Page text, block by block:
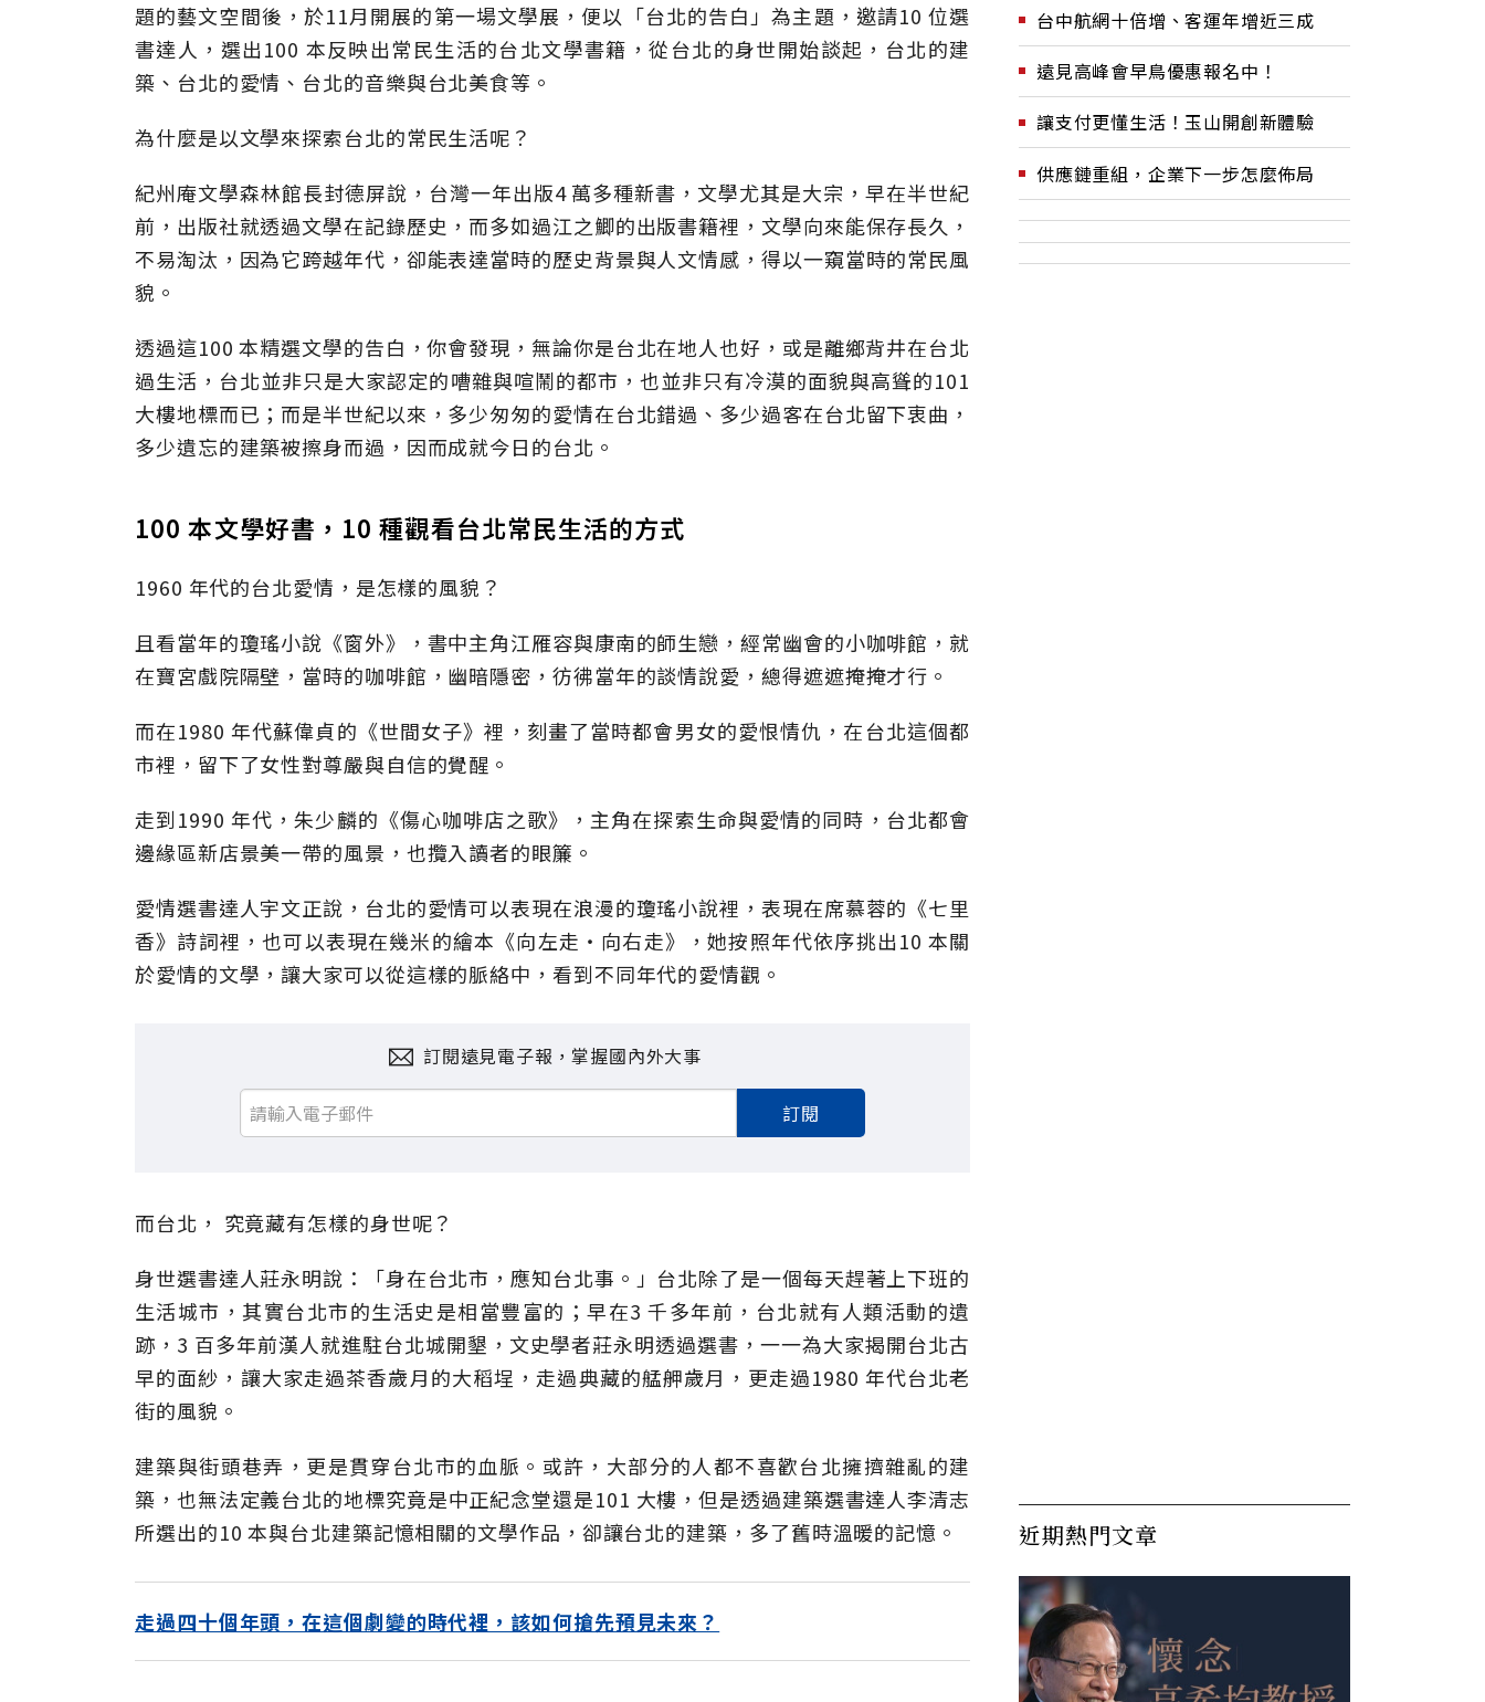
題的藝文空間後，於11月開展的第一場文學展，便以「台北的告白」為主題，邀請10 位選
書達人，選出100 本反映出常民生活的台北文學書籍，從台北的身世開始談起，台北的建
築、台北的愛情、台北的音樂與台北美食等。
為什麼是以文學來探索台北的常民生活呢？
紀州庵文學森林館長封德屏說，台灣一年出版4 萬多種新書，文學尤其是大宗，早在半世紀
前，出版社就透過文學在記錄歷史，而多如過江之鯽的出版書籍裡，文學向來能保存長久，
不易淘汰，因為它跨越年代，卻能表達當時的歷史背景與人文情感，得以一窺當時的常民風
貌。
透過這100 本精選文學的告白，你會發現，無論你是台北在地人也好，或是離鄉背井在台北
過生活，台北並非只是大家認定的嘈雜與喧鬧的都市，也並非只有冷漠的面貌與高聳的101
大樓地標而已；而是半世紀以來，多少匆匆的愛情在台北錯過、多少過客在台北留下衷曲，
多少遺忘的建築被擦身而過，因而成就今日的台北。
100 本文學好書，10 種觀看台北常民生活的方式
1960 年代的台北愛情，是怎樣的風貌？
且看當年的瓊瑤小說《窗外》，書中主角江雁容與康南的師生戀，經常幽會的小咖啡館，就
在寶宮戲院隔壁，當時的咖啡館，幽暗隱密，彷彿當年的談情說愛，總得遮遮掩掩才行。
而在1980 年代蘇偉貞的《世間女子》裡，刻畫了當時都會男女的愛恨情仇，在台北這個都
市裡，留下了女性對尊嚴與自信的覺醒。
走到1990 年代，朱少麟的《傷心咖啡店之歌》，主角在探索生命與愛情的同時，台北都會
邊緣區新店景美一帶的風景，也攬入讀者的眼簾。
愛情選書達人宇文正說，台北的愛情可以表現在浪漫的瓊瑤小說裡，表現在席慕蓉的《七里
香》詩詞裡，也可以表現在幾米的繪本《向左走‧向右走》，她按照年代依序挑出10 本關
於愛情的文學，讓大家可以從這樣的脈絡中，看到不同年代的愛情觀。
訂閱遠見電子報，掌握國內外大事
訂閱
而台北， 究竟藏有怎樣的身世呢？
身世選書達人莊永明說：「身在台北市，應知台北事。」台北除了是一個每天趕著上下班的
生活城市，其實台北市的生活史是相當豐富的；早在3 千多年前，台北就有人類活動的遺
跡，3 百多年前漢人就進駐台北城開墾，文史學者莊永明透過選書，一一為大家揭開台北古
早的面紗，讓大家走過茶香歲月的大稻埕，走過典藏的艋舺歲月，更走過1980 年代台北老
街的風貌。
建築與街頭巷弄，更是貫穿台北市的血脈。或許，大部分的人都不喜歡台北擁擠雜亂的建
築，也無法定義台北的地標究竟是中正紀念堂還是101 大樓，但是透過建築選書達人李清志
所選出的10 本與台北建築記憶相關的文學作品，卻讓台北的建築，多了舊時溫暖的記憶。
走過四十個年頭，在這個劇變的時代裡，該如何搶先預見未來？
台中航網十倍增、客運年增近三成
遠見高峰會早鳥優惠報名中！
讓支付更懂生活！玉山開創新體驗
供應鏈重組，企業下一步怎麼佈局
近期熱門文章